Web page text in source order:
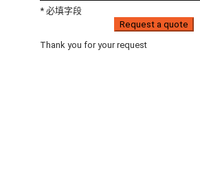
* 必填字段
Request a quote
Thank you for your request